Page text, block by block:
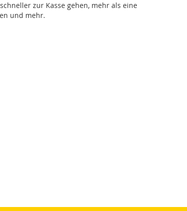
zur Kasse gehen, mehr als eine
und mehr.